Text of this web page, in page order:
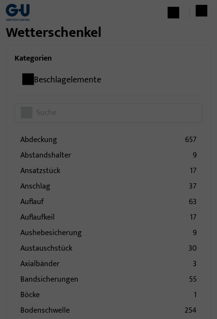
Wetterschenkel
Kategorien
Beschlagelemente
Abdeckung
657
Abstandshalter
9
Ansatzstück
17
Anschlag
37
Auflauf
63
Auflaufkeil
17
Aushebesicherung
9
Austauschstück
30
Axialbänder
3
Bandsicherungen
55
Böcke
1
Bodenschwelle
254